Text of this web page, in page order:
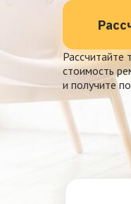
Рассчитайте
стоимость
и получите